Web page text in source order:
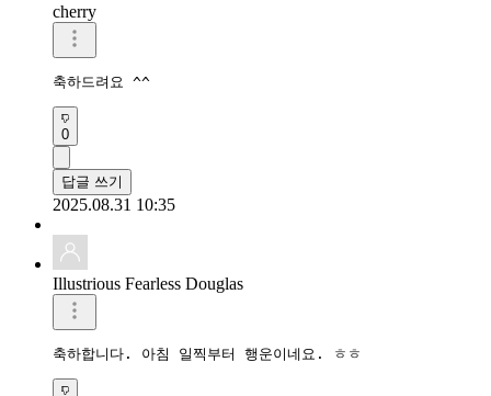
cherry
축하드려요 ^^
0
답글 쓰기
2025.08.31 10:35
Illustrious Fearless Douglas
축하합니다. 아침 일찍부터 행운이네요. ㅎㅎ